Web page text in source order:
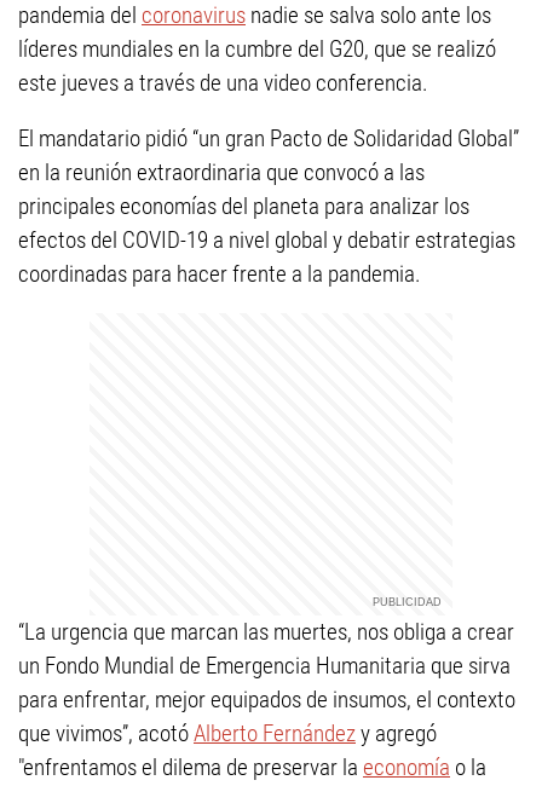
pandemia del coronavirus nadie se salva solo ante los
líderes mundiales en la cumbre del G20, que se realizó
este jueves a través de una video conferencia.
El mandatario pidió “un gran Pacto de Solidaridad Global”
en la reunión extraordinaria que convocó a las
principales economías del planeta para analizar los
efectos del COVID-19 a nivel global y debatir estrategias
coordinadas para hacer frente a la pandemia.
“La urgencia que marcan las muertes, nos obliga a crear
un Fondo Mundial de Emergencia Humanitaria que sirva
para enfrentar, mejor equipados de insumos, el contexto
que vivimos”, acotóAlberto Fernándezy agregó
"enfrentamos el dilema de preservar la economía o la